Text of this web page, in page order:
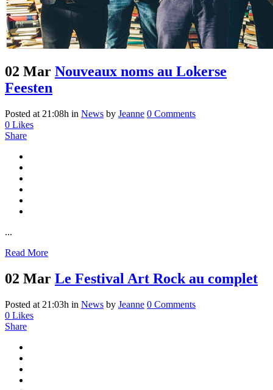
02 Mar Nouveaux noms au Lokerse
Feesten
Posted at 21:08h in News by Jeanne 0 Comments
0 Likes
Share
...
Read More
02 Mar Le Festival Art Rock au complet
Posted at 21:03h in News by Jeanne 0 Comments
0 Likes
Share